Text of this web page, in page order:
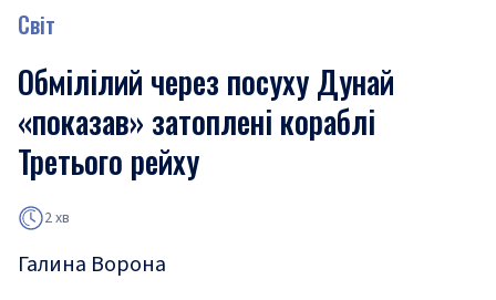
Світ
Обмілілий через посуху Дунай
«показав» затоплені кораблі
Третього рейху
2 хв
Галина Ворона